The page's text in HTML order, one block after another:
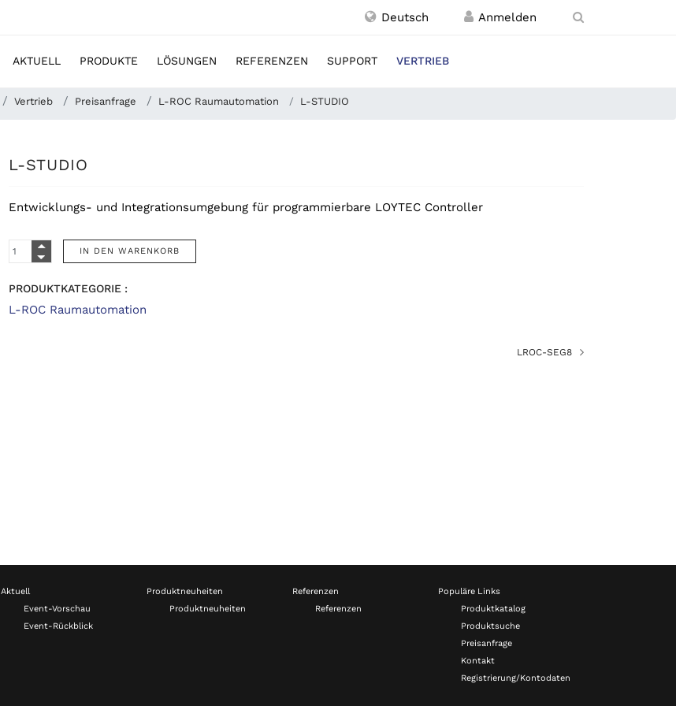
Deutsch
AKTUELL PRODUKTE LÖSUNGEN REFERENZEN SUPPORT VERTRIEB
Vertrieb Preisanfrage L-ROC Raumautomation L-STUDIO
L-STUDIO
Entwicklungs- und Integrationsumgebung für programmierbare LOYTEC Controller
PRODUKTKATEGORIE :
L-ROC Raumautomation
LROC-SEG8
Aktuell
Event-Vorschau
Event-Rückblick
Produktneuheiten
Produktneuheiten
Referenzen
Referenzen
Populäre Links
Produktkatalog
Produktsuche
Preisanfrage
Kontakt
Registrierung/Kontodaten